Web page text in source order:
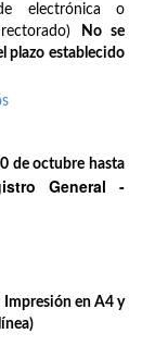
electrónica o
No se
plazo establecido
de octubre hasta
General -
Impresión en A4 y